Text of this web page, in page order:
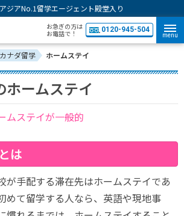
ジアNo.1留学エージェント殿堂入り
お急ぎの方は
お電話で！
0120-945-504
menu
カナダ留学 ホームステイ
ホームステイ
ムステイが一般的
は
が手配する滞在先はホームステイであ
めて留学する人なら、英語や現地事